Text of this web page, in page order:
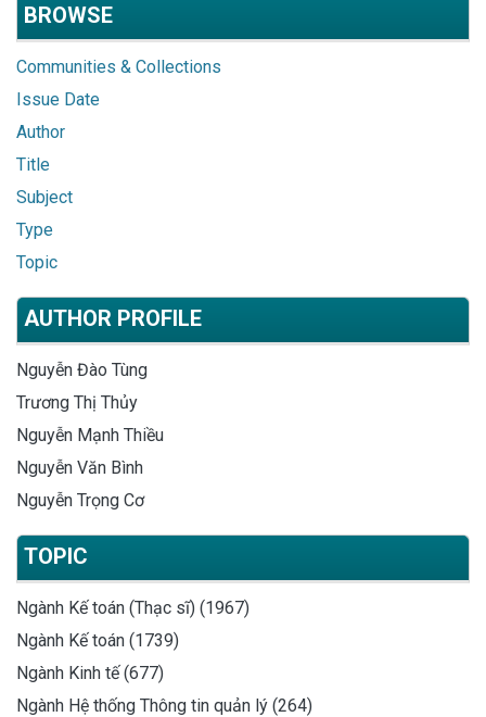
BROWSE
Communities & Collections
Issue Date
Author
Title
Subject
Type
Topic
AUTHOR PROFILE
Nguyễn Đào Tùng
Trương Thị Thủy
Nguyễn Mạnh Thiều
Nguyễn Văn Bình
Nguyễn Trọng Cơ
TOPIC
Ngành Kế toán (Thạc sĩ) (1967)
Ngành Kế toán (1739)
Ngành Kinh tế (677)
Ngành Hệ thống Thông tin quản lý (264)